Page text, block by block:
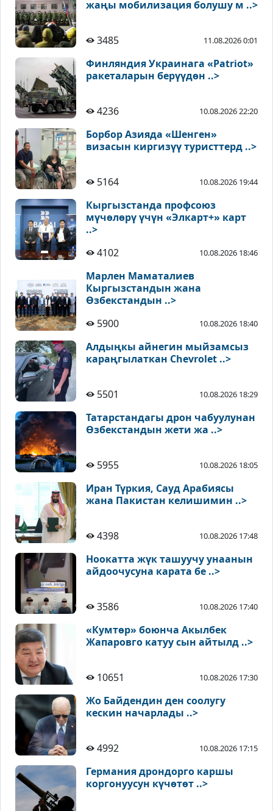
жаңы мобилизация болушу м ..>
3485 11.08.2026 0:01
Финляндия Украинага «Patriot»
ракеталарын берүүдөн ..>
4236 10.08.2026 22:20
Борбор Азияда «Шенген»
визасын киргизүү туристтерд ..>
5164 10.08.2026 19:44
Кыргызстанда профсоюз
мүчөлөрү үчүн «Элкарт+» карт
..>
4102
10.08.2026 18:46
Марлен Маматалиев
Кыргызстандын жана
Өзбекстандын ..>
5900
10.08.2026 18:40
Алдыңкы айнегин мыйзамсыз
караңгылаткан Chevrolet ..>
5501 10.08.2026 18:29
Татарстандагы дрон чабуулунан
Өзбекстандын жети жа ..>
5955 10.08.2026 18:05
Иран Түркия, Сауд Арабиясы
жана Пакистан келишимин ..>
4398 10.08.2026 17:48
Ноокатта жүк ташуучу унаанын
айдоочусуна карата бе ..>
3586 10.08.2026 17:40
«Кумтөр» боюнча Акылбек
Жапаровго катуу сын айтылд ..>
10651 10.08.2026 17:30
Жо Байдендин ден соолугу
кескин начарлады ..>
4992 10.08.2026 17:15
Германия дрондорго каршы
коргонуусун күчөтөт ..>